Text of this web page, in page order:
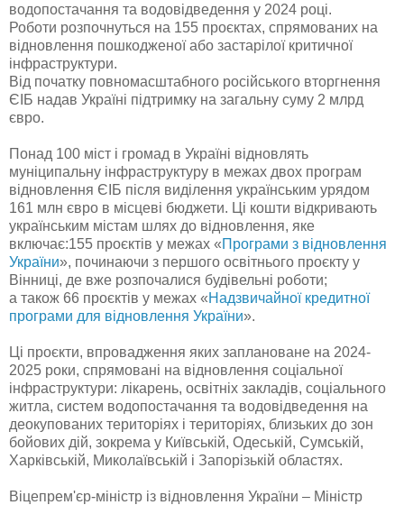
водопостачання та водовідведення у 2024 році.
Роботи розпочнуться на 155 проєктах, спрямованих на
відновлення пошкодженої або застарілої критичної
інфраструктури.
Від початку повномасштабного російського вторгнення
ЄІБ надав Україні підтримку на загальну суму 2 млрд
євро.
Понад 100 міст і громад в Україні відновлять
муніципальну інфраструктуру в межах двох програм
відновлення ЄІБ після виділення українським урядом
161 млн євро в місцеві бюджети. Ці кошти відкривають
українським містам шлях до відновлення, яке
включає:155 проєктів у межах «Програми з відновлення
України», починаючи з першого освітнього проєкту у
Вінниці, де вже розпочалися будівельні роботи;
а також 66 проєктів у межах «Надзвичайної кредитної
програми для відновлення України».
Ці проєкти, впровадження яких заплановане на 2024-
2025 роки, спрямовані на відновлення соціальної
інфраструктури: лікарень, освітніх закладів, соціального
житла, систем водопостачання та водовідведення на
деокупованих територіях і територіях, близьких до зон
бойових дій, зокрема у Київській, Одеській, Сумській,
Харківській, Миколаївській і Запорізькій областях.
Віцепрем'єр-міністр із відновлення України – Міністр